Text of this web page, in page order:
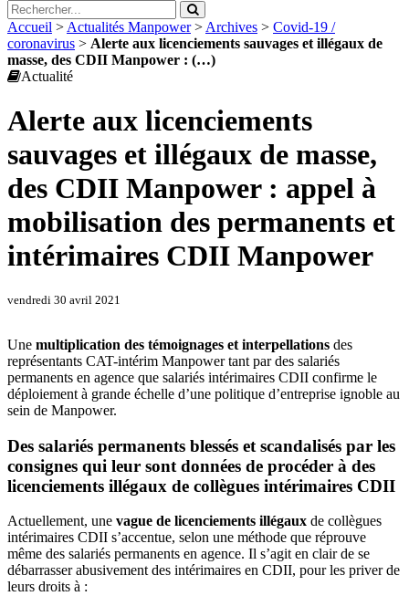
Accueil > Actualités Manpower> Archives > Covid-19 /
coronavirus > Alerte aux licenciements sauvages et illégaux de
masse, des CDII Manpower : (…)
Actualité
Alerte aux licenciements
sauvages et illégaux de masse,
des CDII Manpower : appel à
mobilisation des permanents et
intérimaires CDII Manpower
vendredi 30 avril 2021
Une multiplication des témoignages et interpellations des
représentants CAT-intérim Manpower tant par des salariés
permanents en agence que salariés intérimaires CDII confirme le
déploiement à grande échelle d’une politique d’entreprise ignoble au
sein de Manpower.
Des salariés permanents blessés et scandalisés par les
consignes qui leur sont données de procéder à des
licenciements illégaux de collègues intérimaires CDII
Actuellement, une vague de licenciements illégaux de collègues
intérimaires CDII s’accentue, selon une méthode que réprouve
même des salariés permanents en agence. Il s’agit en clair de se
débarrasser abusivement des intérimaires en CDII, pour les priver de
leurs droits à :